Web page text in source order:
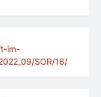
im-
SOR/16/